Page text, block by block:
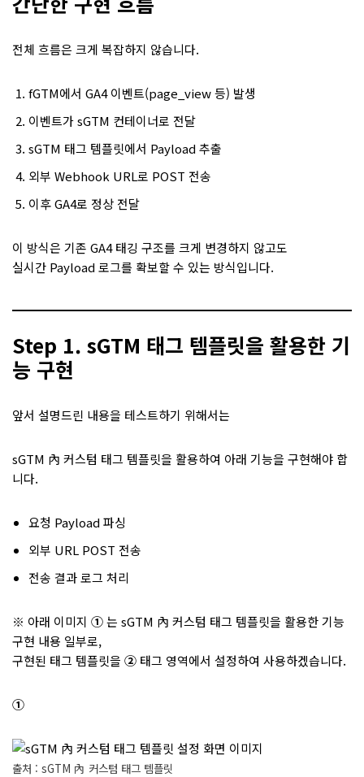
전체 흐름은 크게 복잡하지 않습니다.
fGTM에서 GA4 이벤트(page_view 등) 발생
이벤트가 sGTM 컨테이너로 전달
sGTM 태그 템플릿에서 Payload 추출
외부 Webhook URL로 POST 전송
이후 GA4로 정상 전달
이 방식은 기존 GA4 태깅 구조를 크게 변경하지 않고도
실시간 Payload 로그를 확보할 수 있는 방식입니다.
Step 1. sGTM 태그 템플릿을 활용한 기
능 구현
앞서 설명드린 내용을 테스트하기 위해서는
sGTM 內 커스텀 태그 템플릿을 활용하여 아래 기능을 구현해야 합
니다.
요청 Payload 파싱
외부 URL POST 전송
전송 결과 로그 처리
※ 아래 이미지 ①는 sGTM 內 커스텀 태그 템플릿을 활용한 기능
구현 내용 일부로,
구현된 태그 템플릿을 ② 태그 영역에서 설정하여 사용하겠습니다.
①
출처 : sGTM 內 커스텀 태그 템플릿